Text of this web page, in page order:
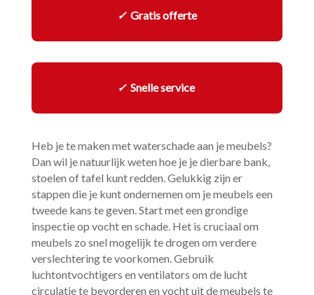
✓Gratis offerte
✓Snelle service
Heb je te maken met waterschade aan je meubels?
Dan wil je natuurlijk weten hoe je je dierbare bank,
stoelen of tafel kunt redden.​ Gelukkig zijn er
stappen die je kunt ondernemen om je meubels een
tweede kans te geven.​ Start met een grondige
inspectie op vocht en schade.​ Het is cruciaal om
meubels zo snel mogelijk te drogen om verdere
verslechtering te voorkomen.​ Gebruik
luchtontvochtigers en ventilators om de lucht
circulatie te bevorderen en vocht uit de meubels te